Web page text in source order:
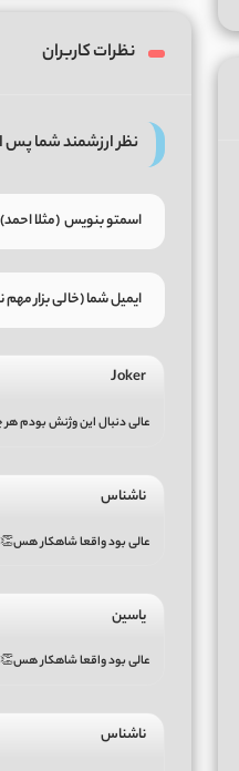
نظرات کاربران
نظر ارزشمند شما
Joker
عالی دنبال این وژنش بودم
ناشناس
عالی بود واقعا شاهکار
یاسین
عالی بود واقعا شاهکار
ناشناس